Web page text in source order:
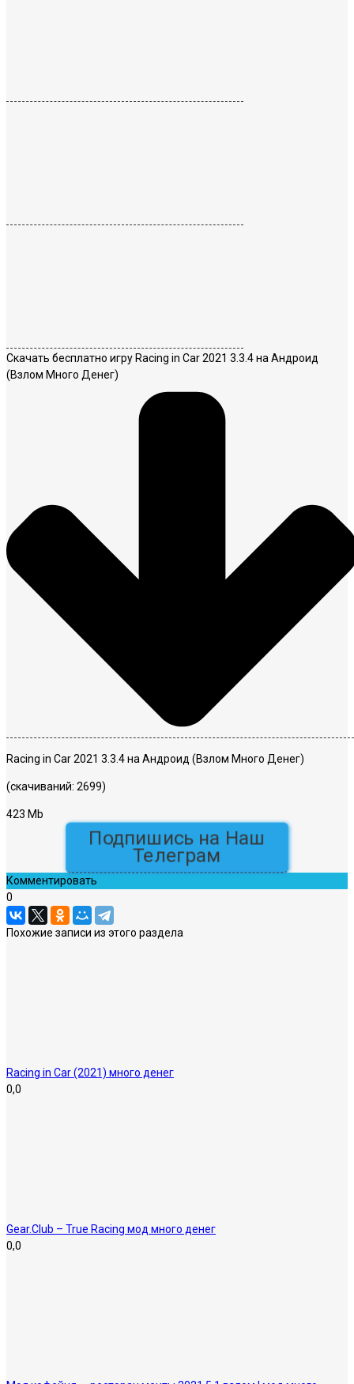
Скачать бесплатно игру Racing in Car 2021 3.3.4 на Андроид
(Взлом Много Денег)
Racing in Car 2021 3.3.4 на Андроид (Взлом Много Денег)
(скачиваний: 2699)
423 Mb
Подпишись на Наш
Телеграм
Комментировать
0
Похожие записи из этого раздела
Racing in Car (2021) много денег
0,0
Gear.Club – True Racing мод много денег
0,0